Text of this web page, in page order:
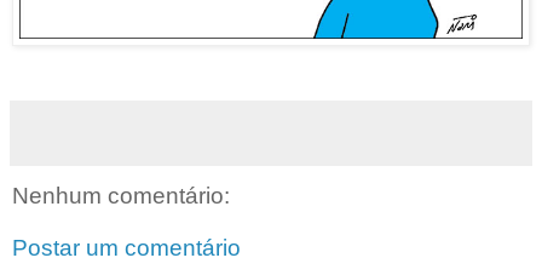
Nenhum comentário:
Postar um comentário